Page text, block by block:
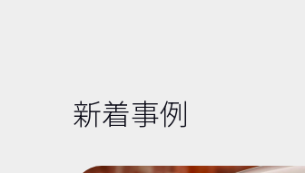
新着事例